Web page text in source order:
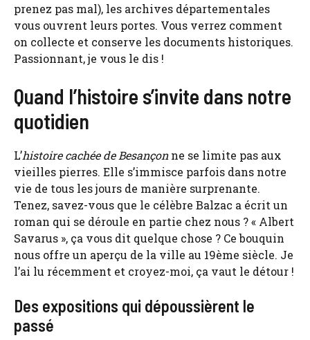
prenez pas mal), les archives départementales
vous ouvrent leurs portes. Vous verrez comment
on collecte et conserve les documents historiques.
Passionnant, je vous le dis !
Quand l’histoire s’invite dans notre
quotidien
L’histoire cachée de Besançonne se limite pas aux
vieilles pierres. Elle s’immisce parfois dans notre
vie de tous les jours de manière surprenante.
Tenez, savez-vous que le célèbre Balzac a écrit un
roman qui se déroule en partie chez nous ? « Albert
Savarus », ça vous dit quelque chose ? Ce bouquin
nous offre un aperçu de la ville au 19ème siècle. Je
l’ai lu récemment et croyez-moi, ça vaut le détour !
Des expositions qui dépoussièrent le
passé